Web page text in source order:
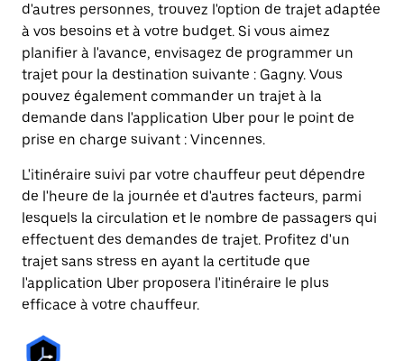
d'autres personnes, trouvez l'option de trajet adaptée
à vos besoins et à votre budget. Si vous aimez
planifier à l'avance, envisagez de programmer un
trajet pour la destination suivante : Gagny. Vous
pouvez également commander un trajet à la
demande dans l'application Uber pour le point de
prise en charge suivant : Vincennes.
L'itinéraire suivi par votre chauffeur peut dépendre
de l'heure de la journée et d'autres facteurs, parmi
lesquels la circulation et le nombre de passagers qui
effectuent des demandes de trajet. Profitez d'un
trajet sans stress en ayant la certitude que
l'application Uber proposera l'itinéraire le plus
efficace à votre chauffeur.